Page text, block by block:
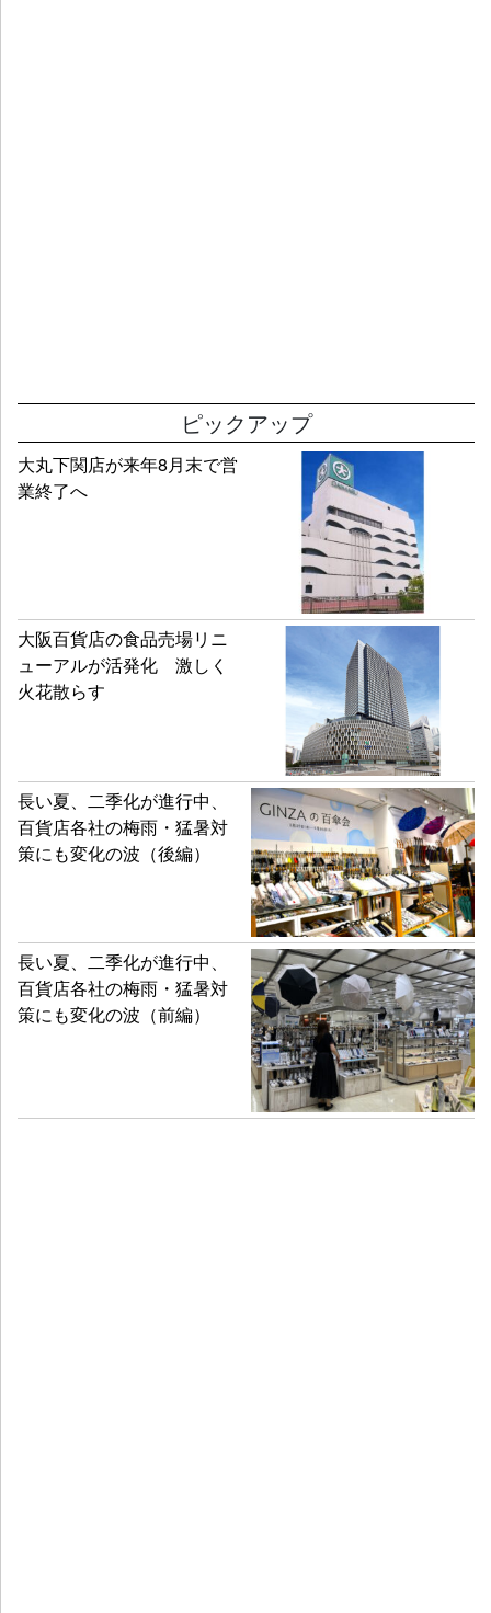
ピックアップ
大丸下関店が来年8月末で営
業終了へ
大阪百貨店の食品売場リニ
ューアルが活発化 激しく
火花散らす
長い夏、二季化が進行中、
百貨店各社の梅雨・猛暑対
策にも変化の波（後編）
長い夏、二季化が進行中、
百貨店各社の梅雨・猛暑対
策にも変化の波（前編）